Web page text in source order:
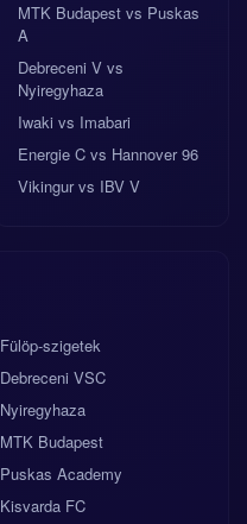
MTK Budapest vs Puskas
A
Debreceni V vs
Nyiregyhaza
Iwaki vs Imabari
Energie C vs Hannover 96
Vikingur vs IBV V
Fülöp-szigetek
Debreceni VSC
Nyiregyhaza
MTK Budapest
Puskas Academy
Kisvarda FC